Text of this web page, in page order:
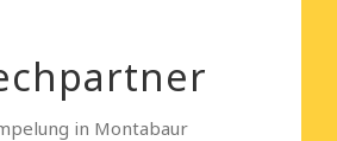
in Montabaur